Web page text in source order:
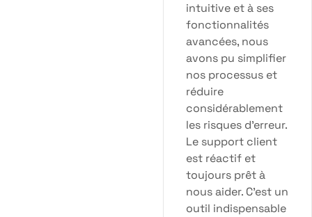
intuitive et à ses
fonctionnalités
avancées, nous
avons pu simplifier
nos processus et
réduire
considérablement
les risques d’erreur.
Le support client
est réactif et
toujours prêt à
nous aider. C’est un
outil indispensable
Nous utilisons
Auditax depuis
plusieurs mois
maintenant, et les
résultats sont
impressionnants.
analyses et la
décisions éclairées
recommande
vivement ce
logiciel à toute
entreprise
souhaitant
optimiser ses
audits fiscaux.
M . ISSSA
BAKIRE
Chef
Comptable
@ CGP